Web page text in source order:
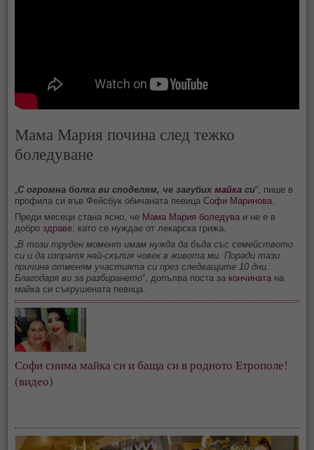
Мама Мария почина след тежко
боледуване
„С огромна болка ви споделям, че загубихмайка си“, пише в
профила си във Фейсбук обичаната певицаСофи Маринова.
Преди месеци стана ясно, че Мама Мария боледува и не е в
доброздраве, като се нуждае от лекарска грижа.
„В този труден момент имам нужда да бъда със семейството
си и да изпратя най-скъпия човек в живота ми. Поради тази
причина отменям участията си през следващите 10 дни.
Благодаря ви за разбирането“, допълва поста за кончината на
майка си съкрушената певица.
Софи снима майка си и баща си в родното Етрополе!
(видео)